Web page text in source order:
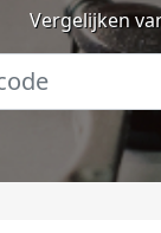
Vergelijken